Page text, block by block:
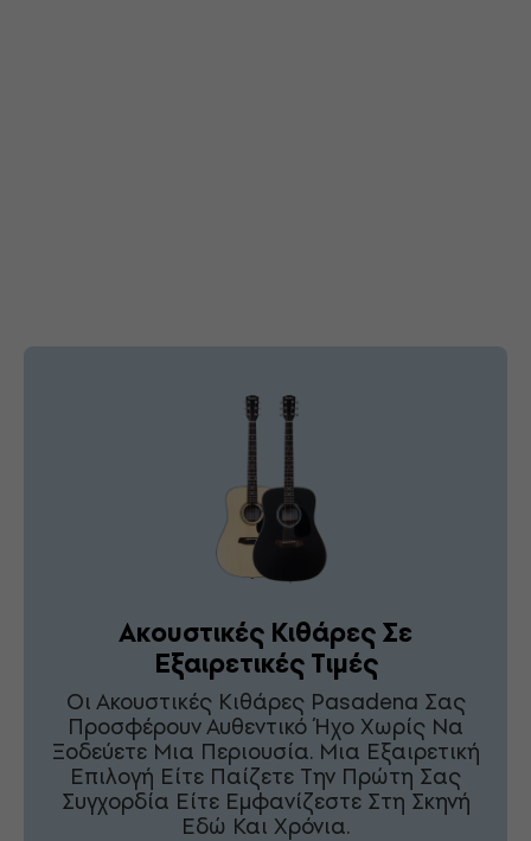
Ακουστικές Κιθάρες Σε
Εξαιρετικές Τιμές
Οι Ακουστικές Κιθάρες Pasadena Σας
Προσφέρουν Αυθεντικό Ήχο Χωρίς Να
Ξοδεύετε Μια Περιουσία. Μια Εξαιρετική
Επιλογή Είτε Παίζετε Την Πρώτη Σας
Συγχορδία Είτε Εμφανίζεστε Στη Σκηνή
Εδώ Και Χρόνια.